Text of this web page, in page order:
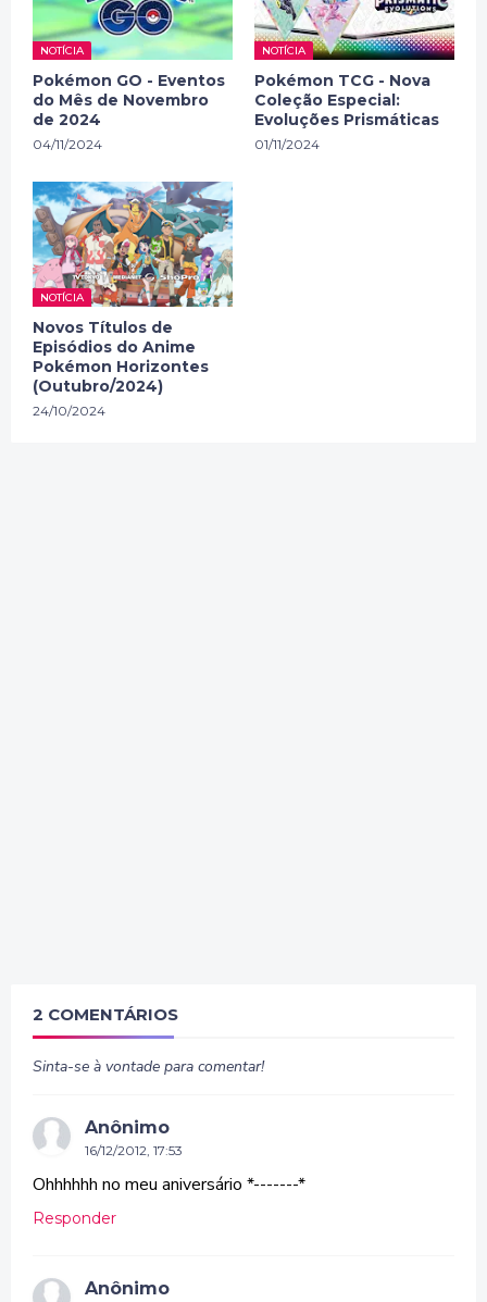
NOTÍCIA
Pokémon GO - Eventos
do Mês de Novembro
de 2024
04/11/2024
NOTÍCIA
Pokémon TCG - Nova
Coleção Especial:
Evoluções Prismáticas
01/11/2024
NOTÍCIA
Novos Títulos de
Episódios do Anime
Pokémon Horizontes
(Outubro/2024)
24/10/2024
2 COMENTÁRIOS
Sinta-se à vontade para comentar!
Anônimo
16/12/2012, 17:53
Ohhhhhh no meu aniversário *-------*
Responder
Anônimo